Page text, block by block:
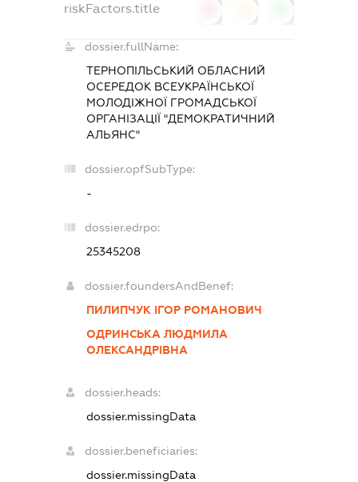
riskFactors.title
dossier.fullName:
ТЕРНОПІЛЬСЬКИЙ ОБЛАСНИЙ
ОСЕРЕДОК ВСЕУКРАЇНСЬКОЇ
МОЛОДІЖНОЇ ГРОМАДСЬКОЇ
ОРГАНІЗАЦІЇ "ДЕМОКРАТИЧНИЙ
АЛЬЯНС"
dossier.opfSubType:
-
dossier.edrpo:
25345208
dossier.foundersAndBenef:
ПИЛИПЧУК ІГОР РОМАНОВИЧ
ОДРИНСЬКА ЛЮДМИЛА
ОЛЕКСАНДРІВНА
dossier.heads:
dossier.missingData
dossier.beneficiaries:
dossier.missingData